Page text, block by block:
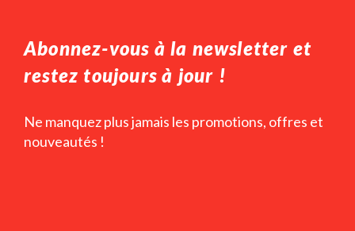
Abonnez-vous à la newsletter et
restez toujours à jour !
Ne manquez plus jamais les promotions, offres et
nouveautés !